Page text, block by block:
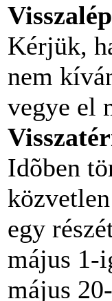
Kérjük,
nem
vegye el
Idõben
egy
május 1-
május